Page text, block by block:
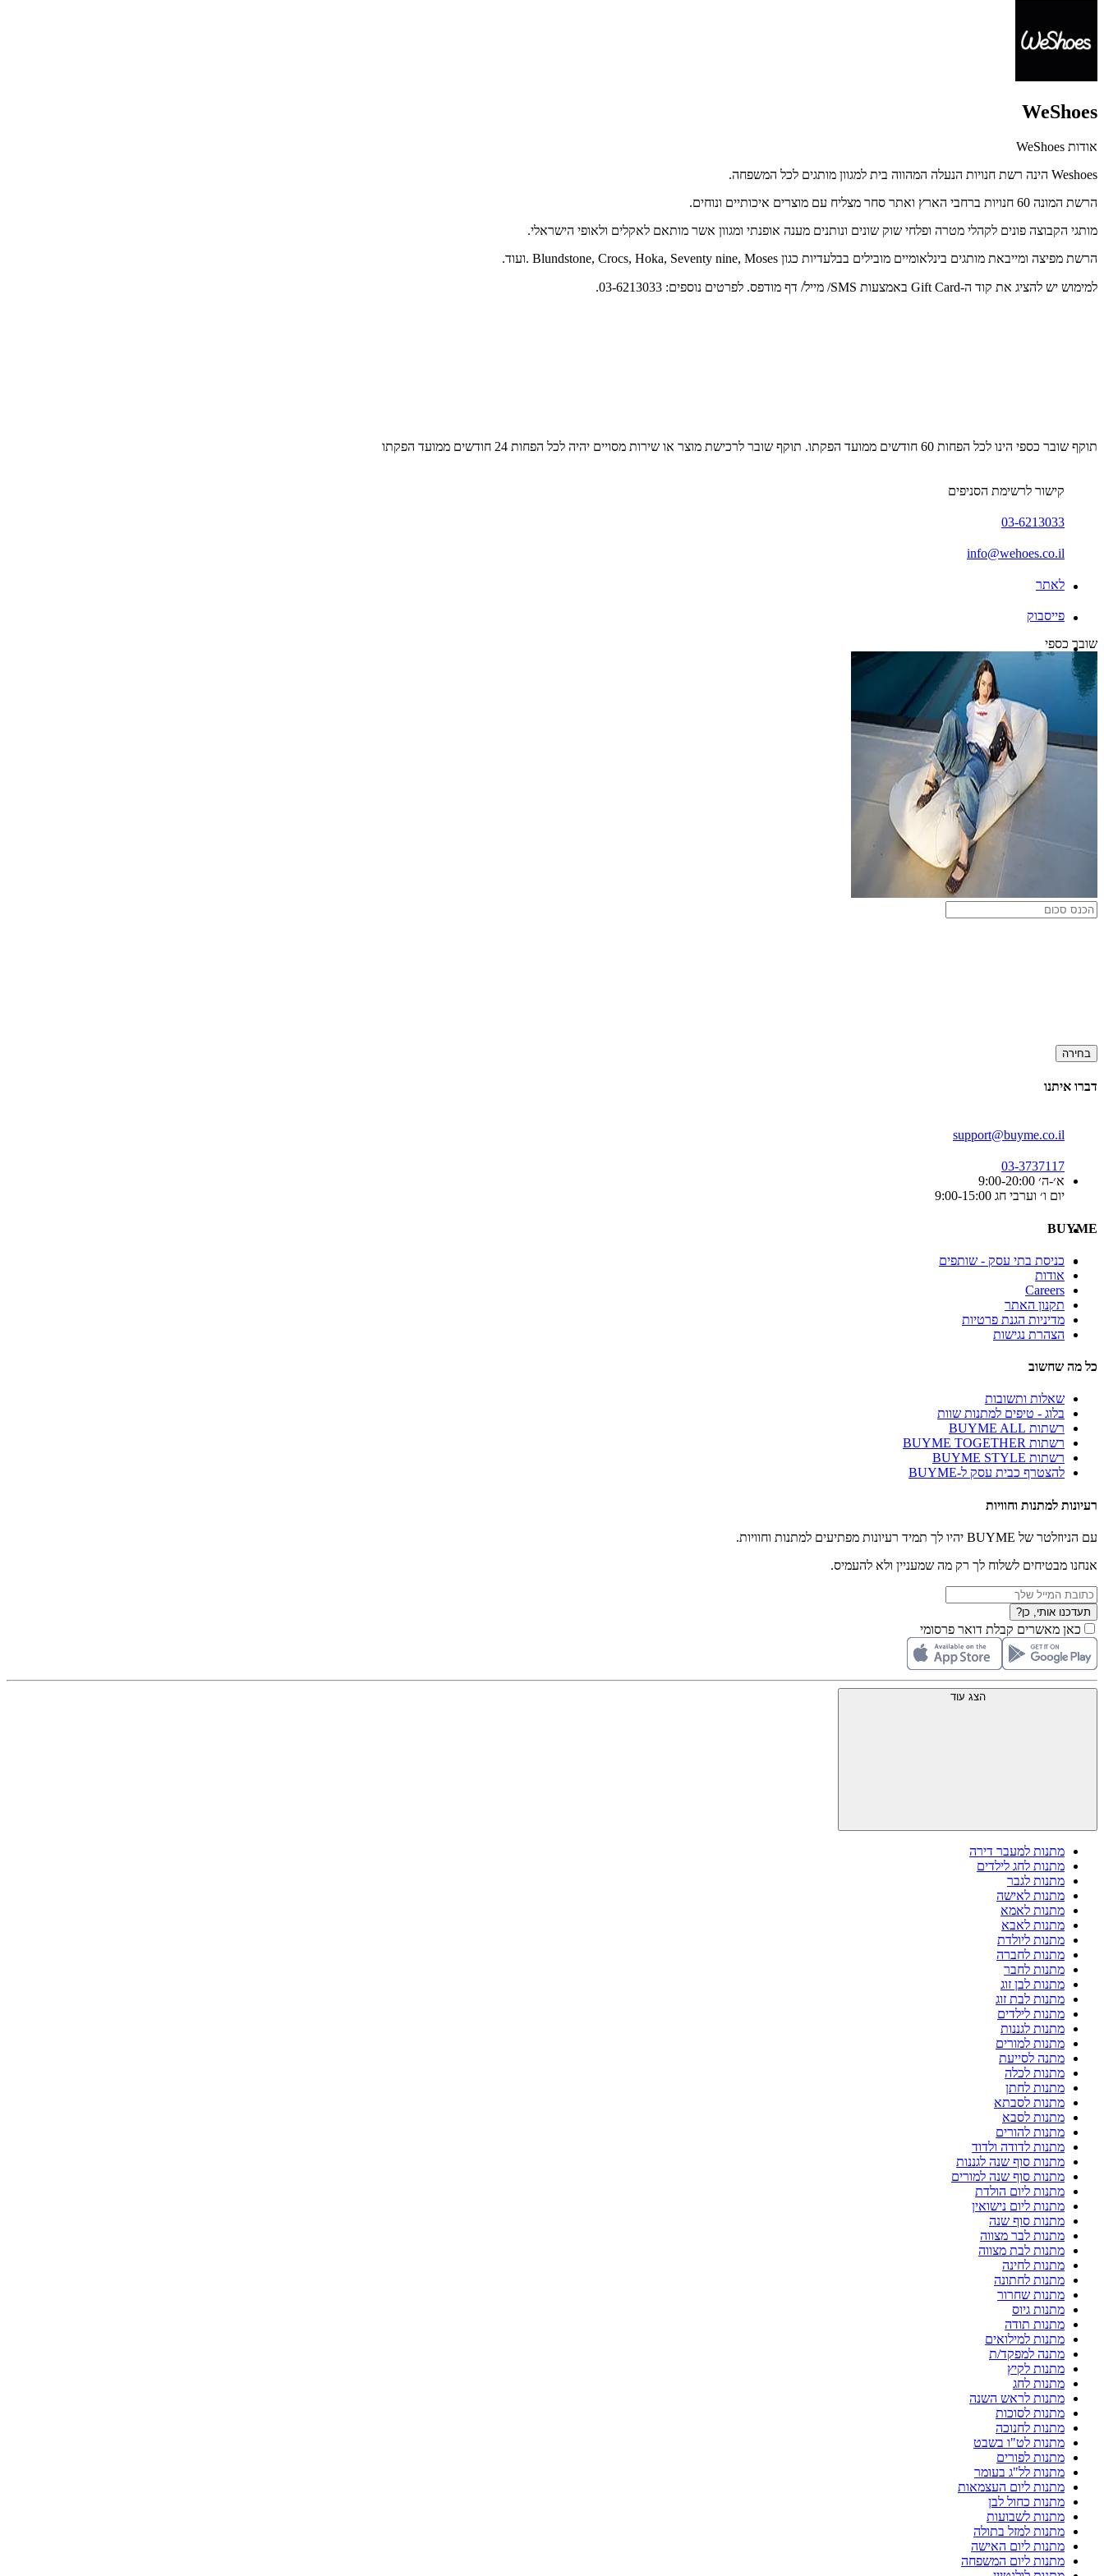
WeShoes
אודות WeShoes
Weshoes הינה רשת חנויות הנעלה המהווה בית למגוון מותגים לכל המשפחה.
הרשת המונה 60 חנויות ברחבי הארץ ואתר סחר מצליח עם מוצרים איכותיים ונוחים.
מותגי הקבוצה פונים לקהלי מטרה ופלחי שוק שונים ונותנים מענה אופנתי ומגוון אשר מותאם לאקלים ולאופי הישראלי.
הרשת מפיצה ומייבאת מותגים בינלאומיים מובילים בבלעדיות כגון Blundstone, Crocs, Hoka, Seventy nine, Moses . ועוד.
למימוש יש להציג את קוד ה-Gift Card באמצעות SMS/ מייל/ דף מודפס. לפרטים נוספים: 03-6213033.
תוקף שובר כספי הינו לכל הפחות 60 חודשים ממועד הפקתו. תוקף שובר לרכישת מוצר או שירות מסויים יהיה לכל הפחות 24 חודשים ממועד הפקתו
קישור לרשימת הסניפים
03-6213033
info@wehoes.co.il
לאתר
פייסבוק
שובר כספי
בחירה
דברו איתנו
support@buyme.co.il
03-3737117
א׳-ה׳ 9:00-20:00
יום ו׳ וערבי חג 9:00-15:00
BUYME
כניסת בתי עסק - שותפים
אודות
Careers
תקנון האתר
מדיניות הגנת פרטיות
הצהרת נגישות
כל מה שחשוב
שאלות ותשובות
בלוג - טיפים למתנות שוות
רשתות BUYME ALL
רשתות BUYME TOGETHER
רשתות BUYME STYLE
להצטרף כבית עסק ל-BUYME
רעיונות למתנות וחוויות
עם הניוזלטר של BUYME יהיו לך תמיד רעיונות מפתיעים למתנות וחוויות.
אנחנו מבטיחים לשלוח לך רק מה שמעניין ולא להעמיס.
תעדכנו אותי, כן?
כאן מאשרים קבלת דואר פרסומי
הצג עוד
מתנות למעבר דירה
מתנות לחג לילדים
מתנות לגבר
מתנות לאישה
מתנות לאמא
מתנות לאבא
מתנות ליולדת
מתנות לחברה
מתנות לחבר
מתנות לבן זוג
מתנות לבת זוג
מתנות לילדים
מתנות לגננות
מתנות למורים
מתנה לסייעת
מתנות לכלה
מתנות לחתן
מתנות לסבתא
מתנות לסבא
מתנות להורים
מתנות לדודה ולדוד
מתנות סוף שנה לגננות
מתנות סוף שנה למורים
מתנות ליום הולדת
מתנות ליום נישואין
מתנות סוף שנה
מתנות לבר מצווה
מתנות לבת מצווה
מתנות לחינה
מתנות לחתונה
מתנות שחרור
מתנות גיוס
מתנות תודה
מתנות למילואים
מתנה למפקד/ת
מתנות לקיץ
מתנות לחג
מתנות לראש השנה
מתנות לסוכות
מתנות לחנוכה
מתנות לט"ו בשבט
מתנות לפורים
מתנות לל"ג בעומר
מתנות ליום העצמאות
מתנות כחול לבן
מתנות לשבועות
מתנות למזל בתולה
מתנות ליום האישה
מתנות ליום המשפחה